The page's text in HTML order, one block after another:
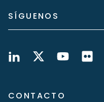
SÍGUENOS
CONTACTO